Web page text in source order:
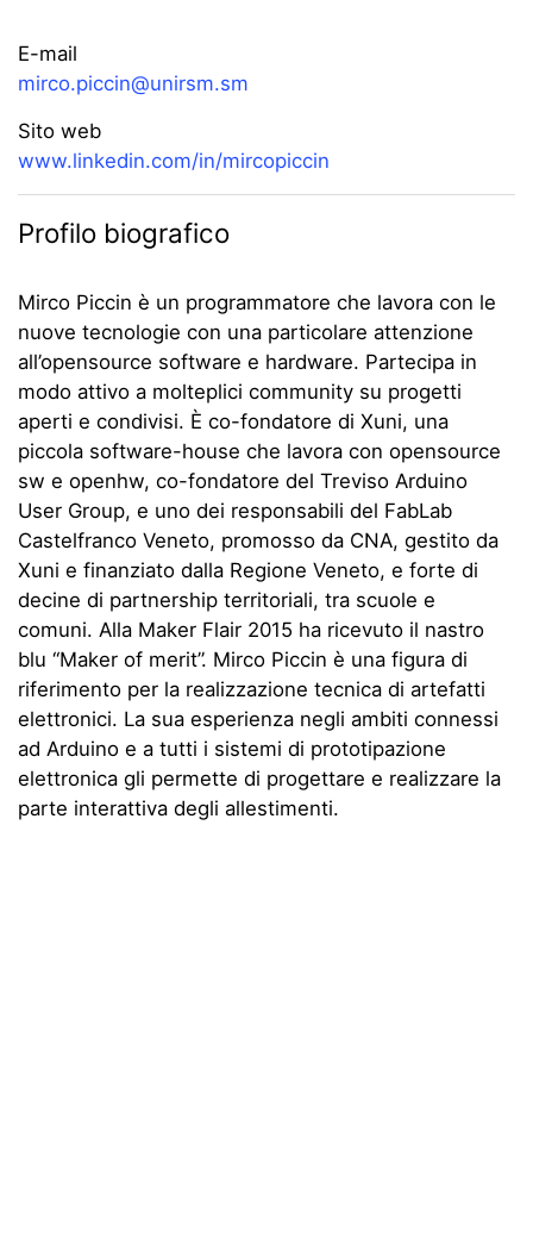
E-mail
mirco.piccin@unirsm.sm
Sito web
www.linkedin.com/in/mircopiccin
Profilo biografico
Mirco Piccin è un programmatore che lavora con le
nuove tecnologie con una particolare attenzione
all’opensource software e hardware. Partecipa in
modo attivo a molteplici community su progetti
aperti e condivisi. È co-fondatore di Xuni, una
piccola software-house che lavora con opensource
sw e openhw, co-fondatore del Treviso Arduino
User Group, e uno dei responsabili del FabLab
Castelfranco Veneto, promosso da CNA, gestito da
Xuni e finanziato dalla Regione Veneto, e forte di
decine di partnership territoriali, tra scuole e
comuni. Alla Maker Flair 2015 ha ricevuto il nastro
blu “Maker of merit”. Mirco Piccin è una figura di
riferimento per la realizzazione tecnica di artefatti
elettronici. La sua esperienza negli ambiti connessi
ad Arduino e a tutti i sistemi di prototipazione
elettronica gli permette di progettare e realizzare la
parte interattiva degli allestimenti.